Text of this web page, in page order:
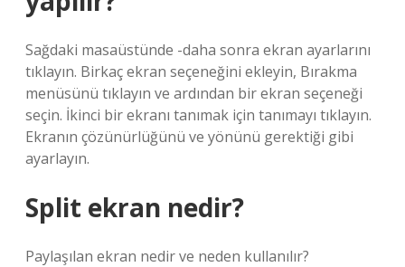
Sağdaki masaüstünde -daha sonra ekran ayarlarını
tıklayın. Birkaç ekran seçeneğini ekleyin, Bırakma
menüsünü tıklayın ve ardından bir ekran seçeneği
seçin. İkinci bir ekranı tanımak için tanımayı tıklayın.
Ekranın çözünürlüğünü ve yönünü gerektiği gibi
ayarlayın.
Split ekran nedir?
Paylaşılan ekran nedir ve neden kullanılır?